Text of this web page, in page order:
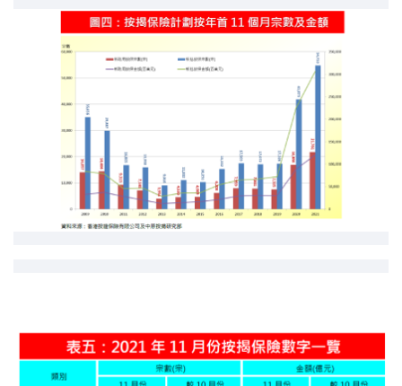
按揭百科
实时银行资讯
装修·保险优惠
装修设计专栏
火险、家居、宠物保险
联络方式